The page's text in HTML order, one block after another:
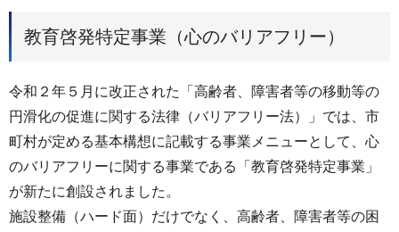
教育啓発特定事業（心のバリアフリー）
令和２年５月に改正された「高齢者、障害者等の移動等の
円滑化の促進に関する法律（バリアフリー法）」では、市
町村が定める基本構想に記載する事業メニューとして、心
のバリアフリーに関する事業である「教育啓発特定事業」
が新たに創設されました。
施設整備（ハード面）だけでなく、高齢者、障害者等の困